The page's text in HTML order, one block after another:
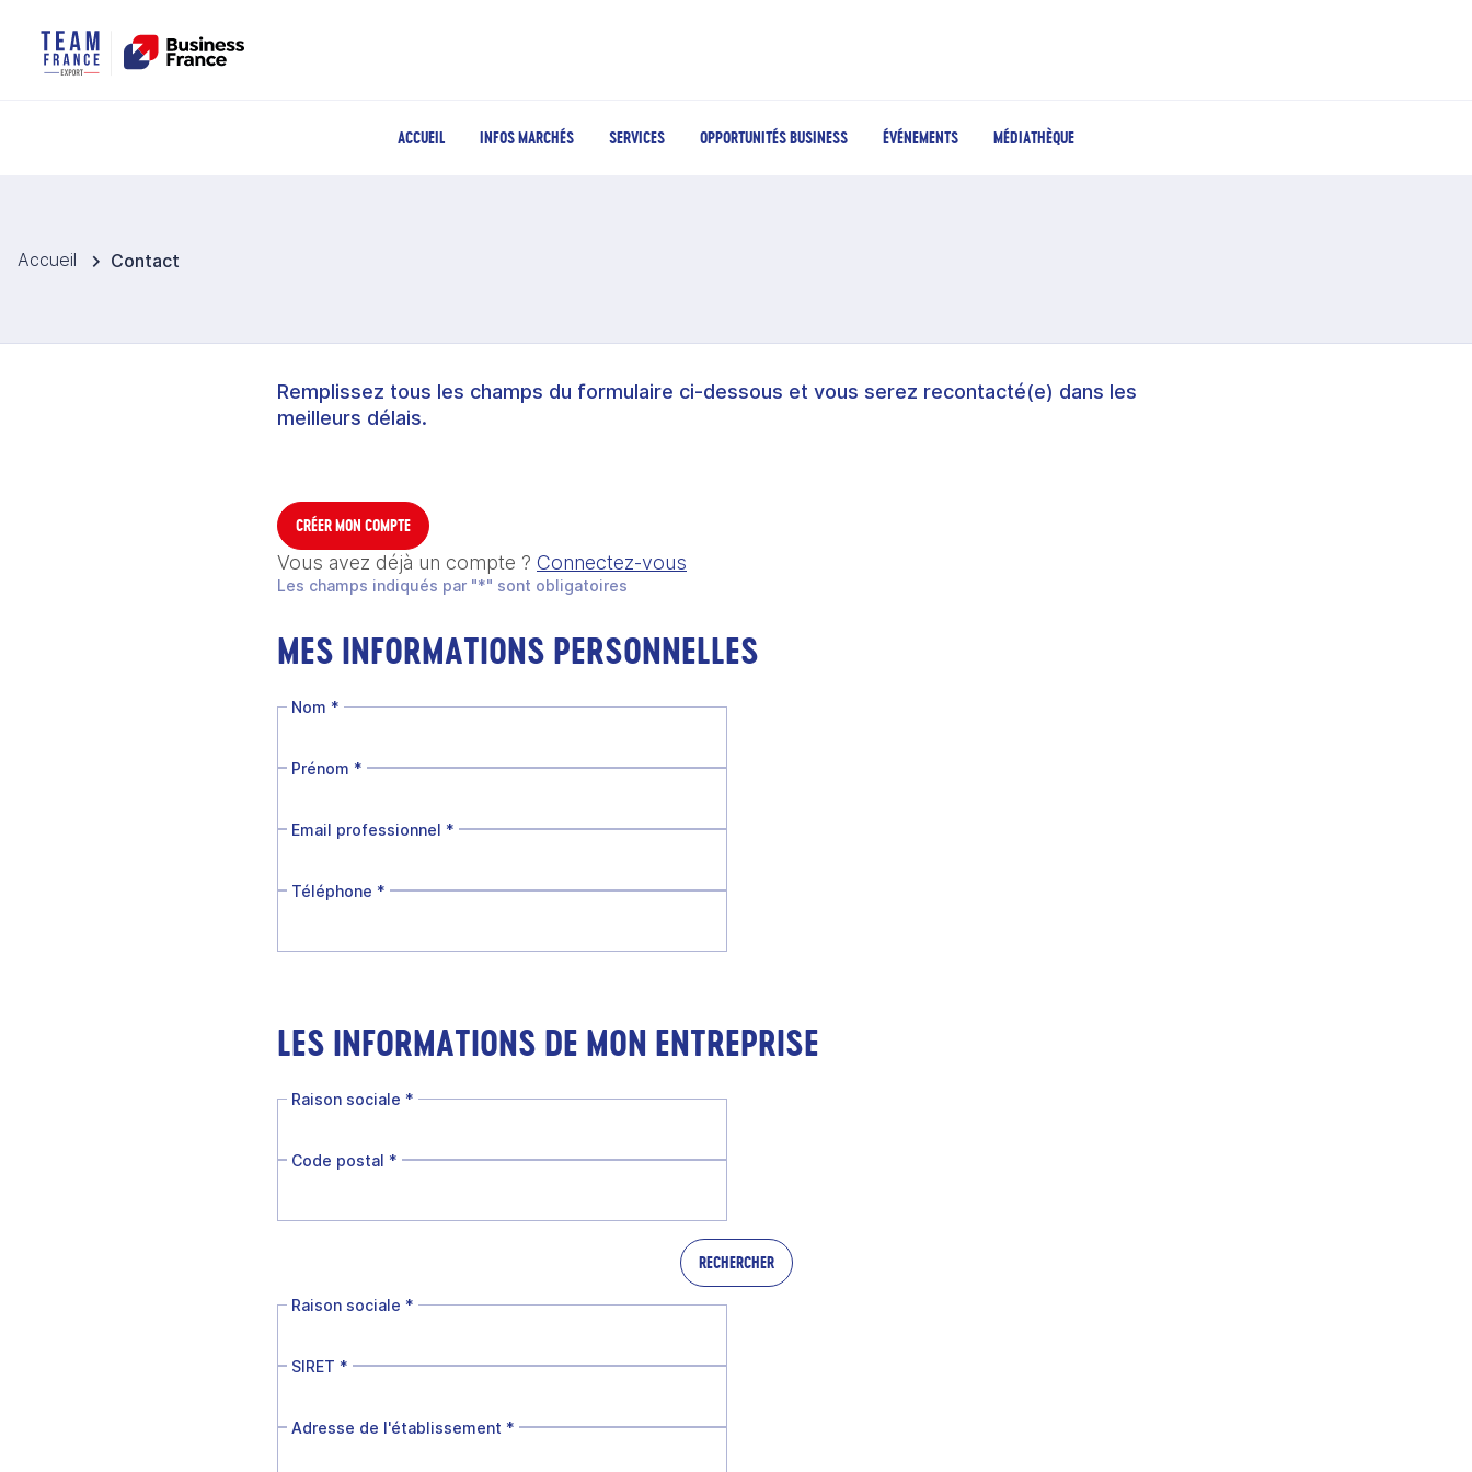
ACCUEIL INFOS MARCHÉS SERVICES OPPORTUNITÉS BUSINESS ÉVÉNEMENTS MÉDIATHÈQUE
Accueil Contact
Remplissez tous les champs du formulaire ci-dessous et vous serez recontacté(e) dans les
meilleurs délais.
CRÉER MON COMPTE
Vous avez déjà un compte ? Connectez-vous
Les champs indiqués par "*" sont obligatoires
MES INFORMATIONS PERSONNELLES
Nom *
Prénom *
Email professionnel *
Téléphone *
LES INFORMATIONS DE MON ENTREPRISE
Raison sociale *
Code postal *
RECHERCHER
Raison sociale *
SIRET *
Adresse de l'établissement *